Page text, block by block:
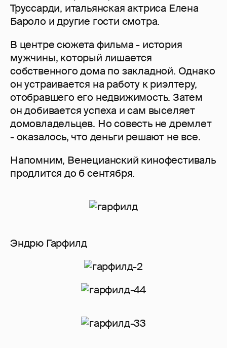
Труссарди, итальянская актриса Елена
Бароло и другие гости смотра.
В центре сюжета фильма - история
мужчины, который лишается
собственного дома по закладной. Однако
он устраивается на работу к риэлтеру,
отобравшего его недвижимость. Затем
он добивается успеха и сам выселяет
домовладельцев. Но совесть не дремлет
- оказалось, что деньги решают не все.
Напомним, Венецианский кинофестиваль
продлится до 6 сентября.
Эндрю Гарфилд